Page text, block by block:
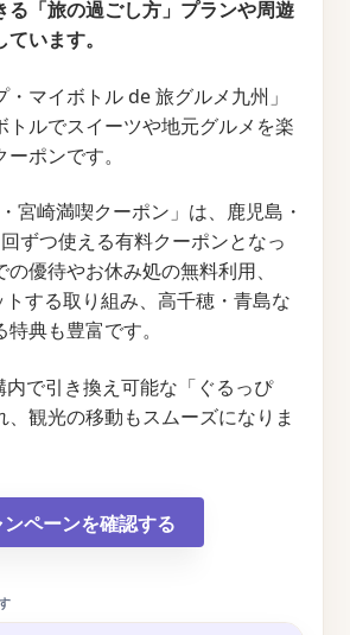
る「旅の過ごし方」プランや周遊
います。
マイボトル de 旅グルメ九州」
トルでスイーツや地元グルメを楽
ポンです。
宮崎満喫クーポン」は、鹿児島・
ずつ使える有料クーポンとなっ
優待やお休み処の無料利用、
トする取り組み、高千穂・青島な
典も豊富です。
内で引き換え可能な「ぐるっぴ
、観光の移動もスムーズになりま
ンペーンを確認する